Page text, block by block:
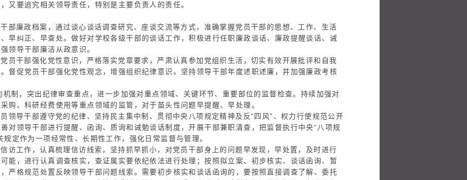
又要追究相关领导责任，特别是主要负责人的责任。
部廉政档案，通过谈心谈话调查研究、座谈交流等方式，准确掌握党员干部的思想、工作、生活
早纠正、早查处。做好对学校各级干部的谈话工作，积极进行任职廉政谈话、廉政提醒谈话、诫
领导干部廉洁从政意识。
员干部强化党性意识，严格落实党章要求，严肃认真参加党组织生活，切实有效开展批评和自我
督促党员干部强化党性观念，增强组织纪律意识。坚持领导干部年度述职述廉，并加强廉政考核
制，突出纪律审查重点，进一步加强对重点领域、关键环节、重要部位的监督检查。持续加强对
购、科研经费使用等重点领域的监管，对于苗头性问题早提醒、早处理。
领导干部遵守党的纪律、坚持民主集中制、贯彻中央八项规定精神及反“四风”、权力行使规范公开
对领导干部进行提醒、函询、质询和诫勉谈话制度，开展干部兼职清查，把监督执行中央“八项规
规定作为一项经常性、长期性工作，强化日常监督与管理。
访工作，认真梳理信访线索，坚持抓早抓小，对党员干部身上的问题早发现，早处置，及时进行
能，进行认真调查核实，查证属实要依纪依法进行处理；按照拟立案、初步核实、谈话函询、暂
严格规范处置反映领导干部问题线索。需要初步核实和谈话函询的，要按照直接调查了解、委托